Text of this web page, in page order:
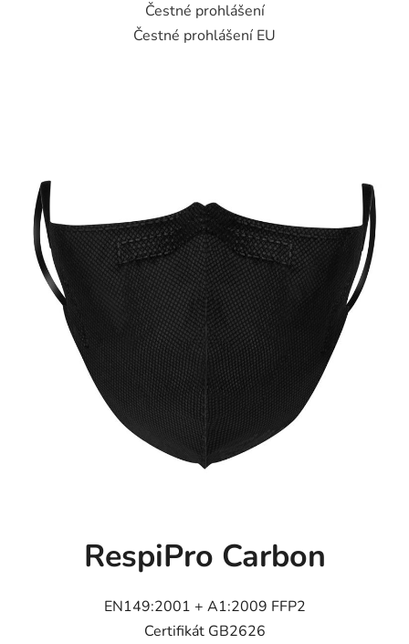
Čestné prohlášení
Čestné prohlášení EU
RespiPro Carbon
EN149:2001 + A1:2009 FFP2
Certifikát GB2626